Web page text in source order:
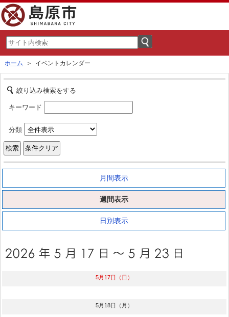
ホーム ＞ イベントカレンダー
絞り込み検索をする
キーワード
分類
月間表示
週間表示
日別表示
5月17日（日）
5月18日（月）